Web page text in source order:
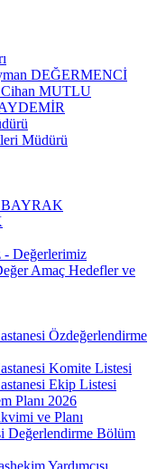
DEĞERMENCİ
MUTLU
Müdürü
Değerlerimiz
Amaç Hedefler ve
Özdeğerlendirme
Komite Listesi
Ekip Listesi
Planı 2026
ve Planı
Değerlendirme Bölüm
Yardımcısı